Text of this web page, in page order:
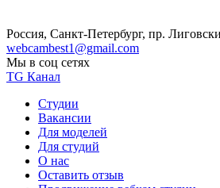
Россия, Санкт-Петербург, пр.
webcambest1@gmail.com
Мы в соц сетях
TG Канал
Студии
Вакансии
Для моделей
Для студий
О нас
Оставить отзыв